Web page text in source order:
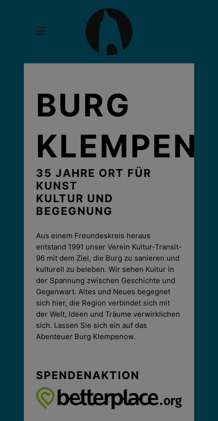
BURG
35 JAHRE ORT FÜR
KUNST
KULTUR UND
BEGEGNUNG
Aus einem Freundeskreis heraus
entstand 1991 unser Verein Kultur-Transit-
96 mit dem Ziel, die Burg zu sanieren und
kulturell zu beleben. Wir sehen Kultur in
der Spannung zwischen Geschichte und
Gegenwart. Altes und Neues begegnet
sich hier, die Region verbindet sich mit
der Welt, Ideen und Träume verwirklichen
sich. Lassen Sie sich ein auf das
Abenteuer Burg Klempenow.
SPENDENAKTION